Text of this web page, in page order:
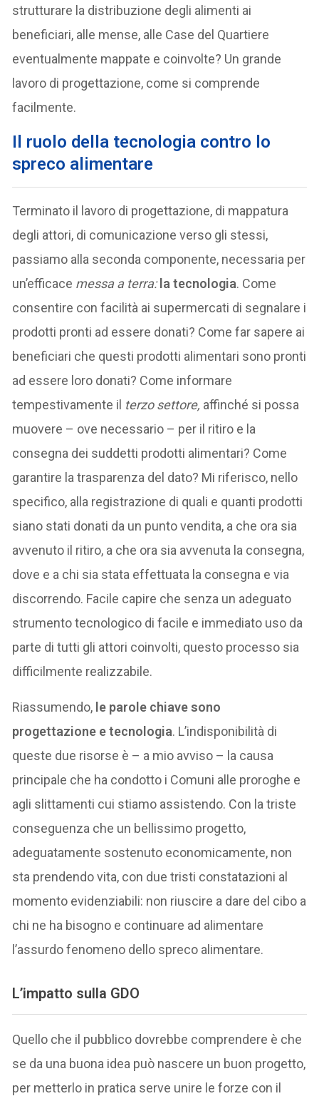
strutturare la distribuzione degli alimenti ai
beneficiari, alle mense, alle Case del Quartiere
eventualmente mappate e coinvolte? Un grande
lavoro di progettazione, come si comprende
facilmente.
Il ruolo della tecnologia contro lo
spreco alimentare
Terminato il lavoro di progettazione, di mappatura
degli attori, di comunicazione verso gli stessi,
passiamo alla seconda componente, necessaria per
un’efficace messa a terra:la tecnologia. Come
consentire con facilità ai supermercati di segnalare i
prodotti pronti ad essere donati? Come far sapere ai
beneficiari che questi prodotti alimentari sono pronti
ad essere loro donati? Come informare
tempestivamente il terzo settore, affinché si possa
muovere – ove necessario – per il ritiro e la
consegna dei suddetti prodotti alimentari? Come
garantire la trasparenza del dato? Mi riferisco, nello
specifico, alla registrazione di quali e quanti prodotti
siano stati donati da un punto vendita, a che ora sia
avvenuto il ritiro, a che ora sia avvenuta la consegna,
dove e a chi sia stata effettuata la consegna e via
discorrendo. Facile capire che senza un adeguato
strumento tecnologico di facile e immediato uso da
parte di tutti gli attori coinvolti, questo processo sia
difficilmente realizzabile.
Riassumendo, le parole chiave sono
progettazione e tecnologia. L’indisponibilità di
queste due risorse è – a mio avviso – la causa
principale che ha condotto i Comuni alle proroghe e
agli slittamenti cui stiamo assistendo. Con la triste
conseguenza che un bellissimo progetto,
adeguatamente sostenuto economicamente, non
sta prendendo vita, con due tristi constatazioni al
momento evidenziabili: non riuscire a dare del cibo a
chi ne ha bisogno e continuare ad alimentare
l’assurdo fenomeno dello spreco alimentare.
L’impatto sulla GDO
Quello che il pubblico dovrebbe comprendere è che
se da una buona idea può nascere un buon progetto,
per metterlo in pratica serve unire le forze con il